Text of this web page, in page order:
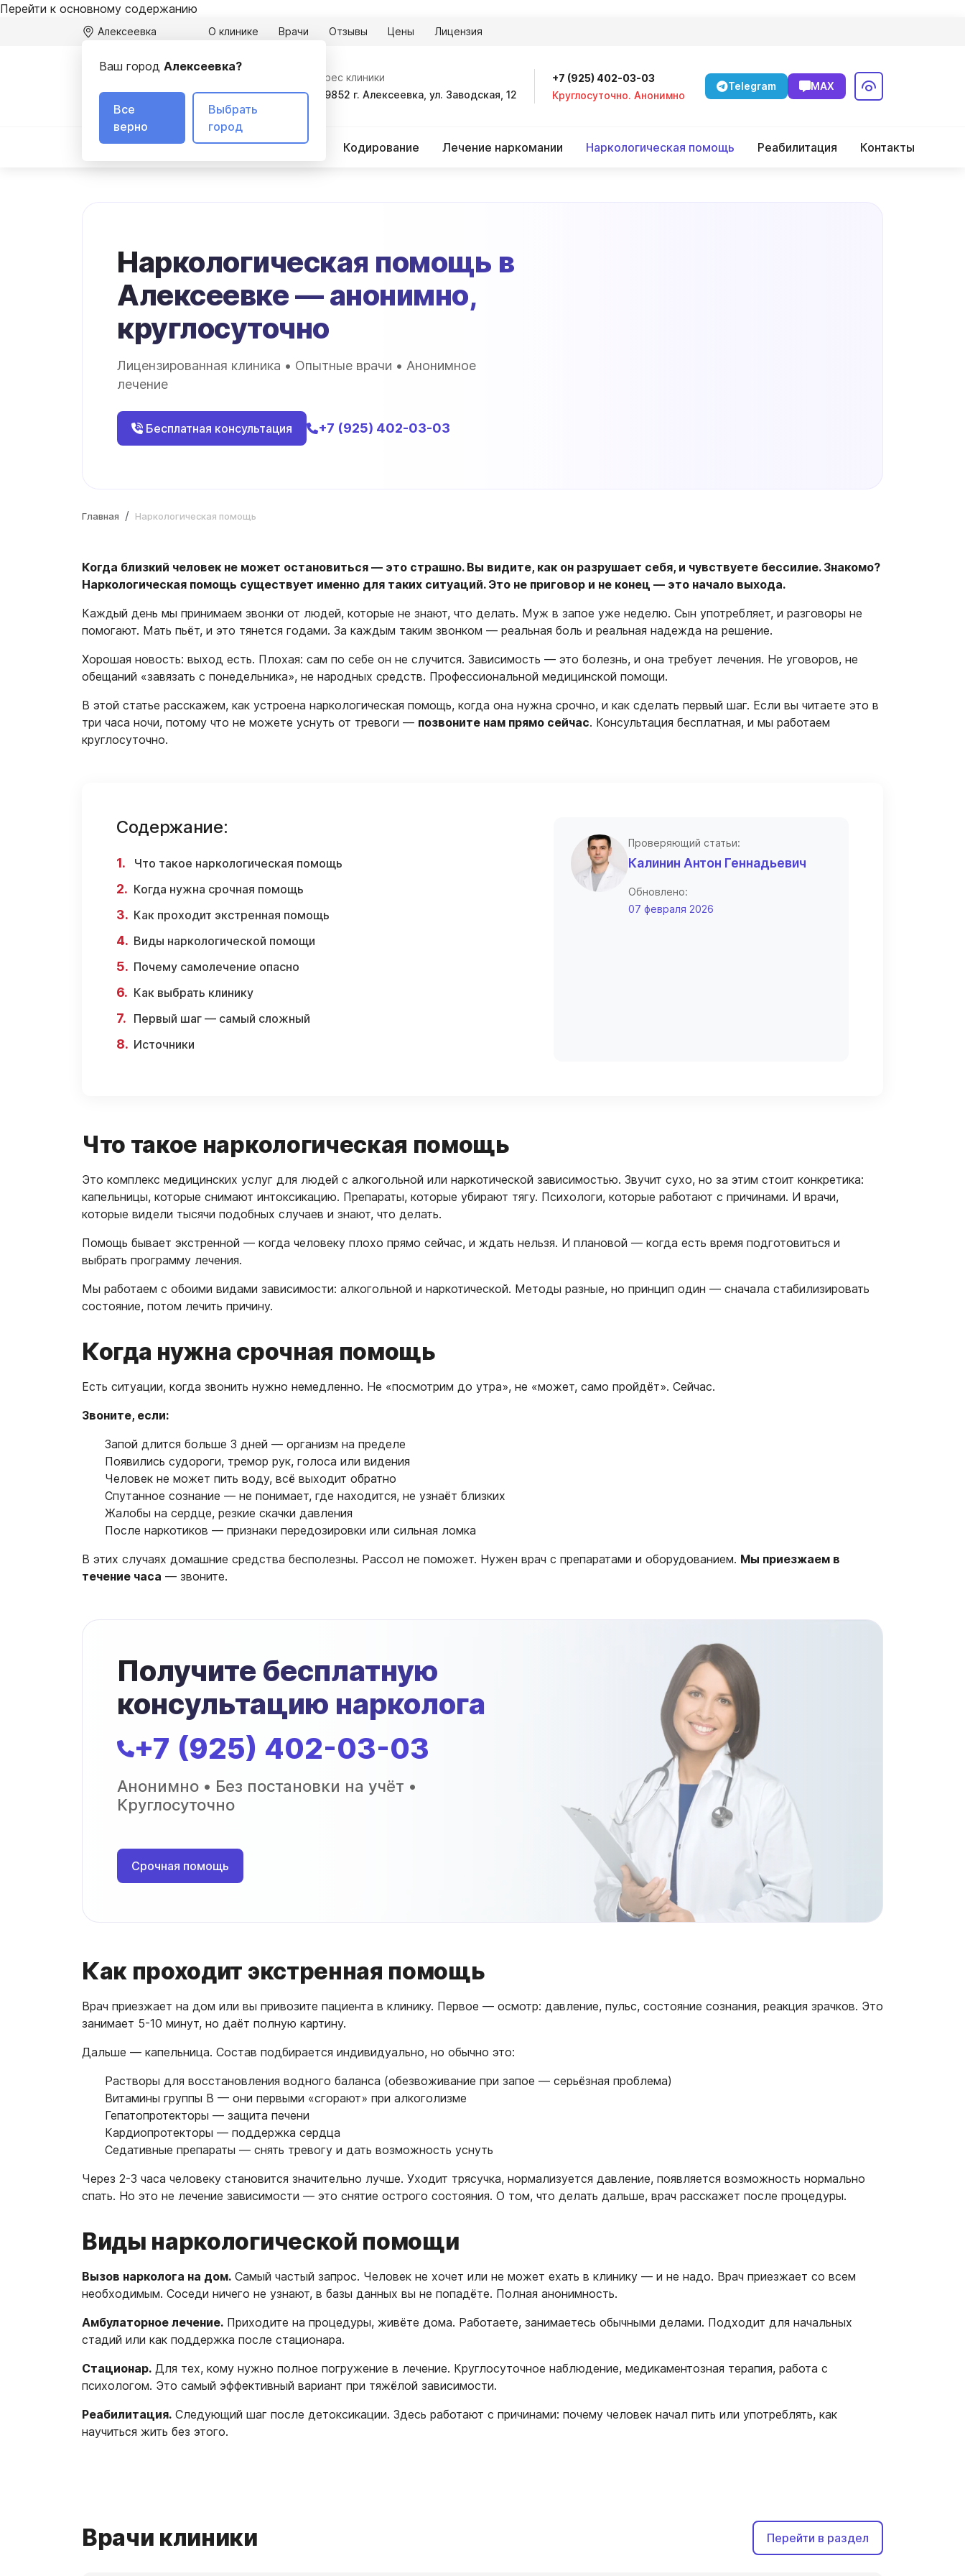
Перейти к основному содержанию
Алексеевка
Ваш город Алексеевка?
Все
верно
Выбрать
город
О клинике Врачи Отзывы Цены Лицензия
Адрес клиники
309852 г. Алексеевка, ул. Заводская, 12
+7 (925) 402-03-03
Круглосуточно. Анонимно
Telegram MAX
Вывод из запоя Лечение алкоголизма Кодирование Лечение наркомании Наркологическая помощь Реабилитация Контакты
Наркологическая помощь в
Алексеевке — анонимно,
круглосуточно
Лицензированная клиника • Опытные врачи • Анонимное
лечение
Бесплатная консультация +7 (925) 402-03-03
Главная Наркологическая помощь
Когда близкий человек не может остановиться — это страшно. Вы видите, как он разрушает себя, и чувствуете бессилие. Знакомо?
Наркологическая помощь существует именно для таких ситуаций. Это не приговор и не конец — это начало выхода.
Каждый день мы принимаем звонки от людей, которые не знают, что делать. Муж в запое уже неделю. Сын употребляет, и разговоры не
помогают. Мать пьёт, и это тянется годами. За каждым таким звонком — реальная боль и реальная надежда на решение.
Хорошая новость: выход есть. Плохая: сам по себе он не случится. Зависимость — это болезнь, и она требует лечения. Не уговоров, не
обещаний «завязать с понедельника», не народных средств. Профессиональной медицинской помощи.
В этой статье расскажем, как устроена наркологическая помощь, когда она нужна срочно, и как сделать первый шаг. Если вы читаете это в
три часа ночи, потому что не можете уснуть от тревоги — позвоните нам прямо сейчас. Консультация бесплатная, и мы работаем
круглосуточно.
Содержание:
Что такое наркологическая помощь
Когда нужна срочная помощь
Как проходит экстренная помощь
Виды наркологической помощи
Почему самолечение опасно
Как выбрать клинику
Первый шаг — самый сложный
Источники
Проверяющий статьи:
Калинин Антон Геннадьевич
Обновлено:
07 февраля 2026
Что такое наркологическая помощь
Это комплекс медицинских услуг для людей с алкогольной или наркотической зависимостью. Звучит сухо, но за этим стоит конкретика:
капельницы, которые снимают интоксикацию. Препараты, которые убирают тягу. Психологи, которые работают с причинами. И врачи,
которые видели тысячи подобных случаев и знают, что делать.
Помощь бывает экстренной — когда человеку плохо прямо сейчас, и ждать нельзя. И плановой — когда есть время подготовиться и
выбрать программу лечения.
Мы работаем с обоими видами зависимости: алкогольной и наркотической. Методы разные, но принцип один — сначала стабилизировать
состояние, потом лечить причину.
Когда нужна срочная помощь
Есть ситуации, когда звонить нужно немедленно. Не «посмотрим до утра», не «может, само пройдёт». Сейчас.
Звоните, если:
Запой длится больше 3 дней — организм на пределе
Появились судороги, тремор рук, голоса или видения
Человек не может пить воду, всё выходит обратно
Спутанное сознание — не понимает, где находится, не узнаёт близких
Жалобы на сердце, резкие скачки давления
После наркотиков — признаки передозировки или сильная ломка
В этих случаях домашние средства бесполезны. Рассол не поможет. Нужен врач с препаратами и оборудованием. Мы приезжаем в
течение часа — звоните.
Получите бесплатную
консультацию нарколога
+7 (925) 402-03-03
Анонимно • Без постановки на учёт •
Круглосуточно
Срочная помощь
Как проходит экстренная помощь
Врач приезжает на дом или вы привозите пациента в клинику. Первое — осмотр: давление, пульс, состояние сознания, реакция зрачков. Это
занимает 5-10 минут, но даёт полную картину.
Дальше — капельница. Состав подбирается индивидуально, но обычно это:
Растворы для восстановления водного баланса (обезвоживание при запое — серьёзная проблема)
Витамины группы B — они первыми «сгорают» при алкоголизме
Гепатопротекторы — защита печени
Кардиопротекторы — поддержка сердца
Седативные препараты — снять тревогу и дать возможность уснуть
Через 2-3 часа человеку становится значительно лучше. Уходит трясучка, нормализуется давление, появляется возможность нормально
спать. Но это не лечение зависимости — это снятие острого состояния. О том, что делать дальше, врач расскажет после процедуры.
Виды наркологической помощи
Вызов нарколога на дом. Самый частый запрос. Человек не хочет или не может ехать в клинику — и не надо. Врач приезжает со всем
необходимым. Соседи ничего не узнают, в базы данных вы не попадёте. Полная анонимность.
Амбулаторное лечение. Приходите на процедуры, живёте дома. Работаете, занимаетесь обычными делами. Подходит для начальных
стадий или как поддержка после стационара.
Стационар. Для тех, кому нужно полное погружение в лечение. Круглосуточное наблюдение, медикаментозная терапия, работа с
психологом. Это самый эффективный вариант при тяжёлой зависимости.
Реабилитация. Следующий шаг после детоксикации. Здесь работают с причинами: почему человек начал пить или употреблять, как
научиться жить без этого.
Врачи клиники Перейти в раздел